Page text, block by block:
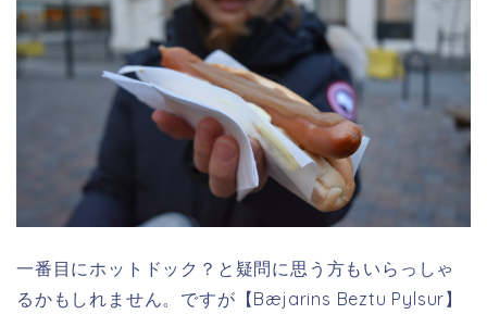
一番目にホットドック？と疑問に思う方もいらっしゃ
るかもしれません。ですが【Bæjarins Beztu Pylsur】